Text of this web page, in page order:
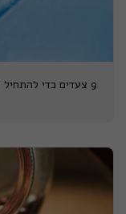
9 צעדים כדי להתחיל עסק עצמאי